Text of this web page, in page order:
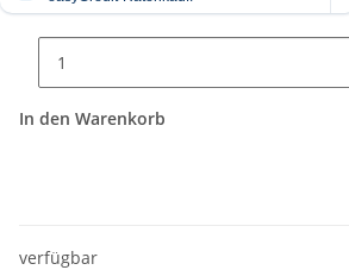
In den Warenkorb
verfügbar